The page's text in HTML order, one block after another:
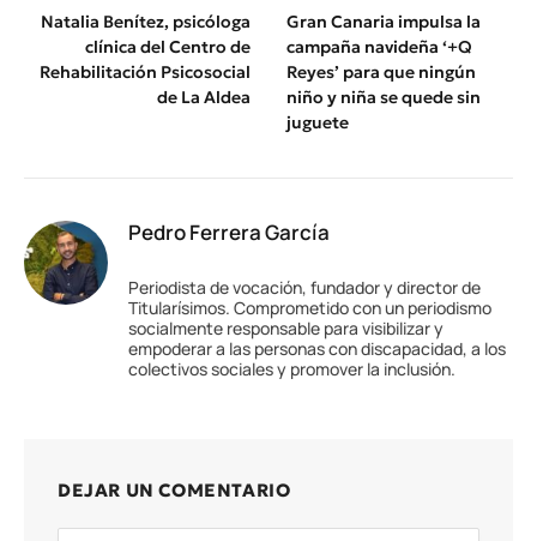
Natalia Benítez, psicóloga
clínica del Centro de
Rehabilitación Psicosocial
de La Aldea
Gran Canaria impulsa la
campaña navideña ‘+Q
Reyes’ para que ningún
niño y niña se quede sin
juguete
Pedro Ferrera García
Periodista de vocación, fundador y director de
Titularísimos. Comprometido con un periodismo
socialmente responsable para visibilizar y
empoderar a las personas con discapacidad, a los
colectivos sociales y promover la inclusión.
DEJAR UN COMENTARIO